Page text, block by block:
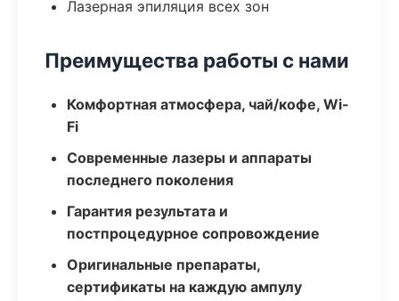
Лазерная эпиляция всех зон
Преимущества работы с нами
Комфортная атмосфера, чай/кофе, Wi-
Fi
Современные лазеры и аппараты
последнего поколения
Гарантия результата и
постпроцедурное сопровождение
Оригинальные препараты,
сертификаты на каждую ампулу